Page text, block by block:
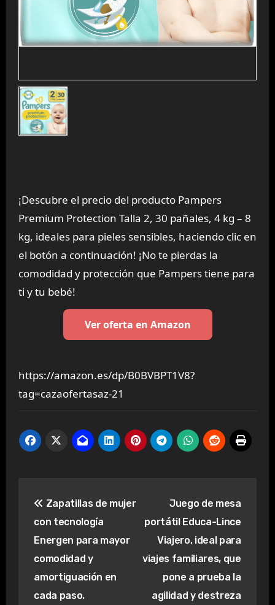
¡Descubre el precio del producto Pampers
Premium Protection Talla 2, 30 pañales, 4 kg – 8
kg, ideales para pieles sensibles, haciendo clic en
el botón a continuación! ¡No te pierdas la
comodidad y protección que Pampers tiene para
ti y tu bebé!
Ver oferta en Amazon
https://amazon.es/dp/B0BVBPT1V8?
tag=cazaofertasaz-21
de
entradas
Zapatillas de mujer
con tecnología
Energen para mayor
comodidad y
amortiguación en
cada paso.
Juego de mesa
portátil Educa-Lince
Viajero, ideal para
viajes familiares, que
pone a prueba la
agilidad y destreza